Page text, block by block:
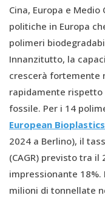
Cina, Europa e
politiche in Europa
polimeri
Innanzitutto, la
crescerà fortemente
rapidamente
fossile. Per i 14
European
2024 a Berlino), il
(CAGR) previsto tra il
impressionante
milioni di tonnellate